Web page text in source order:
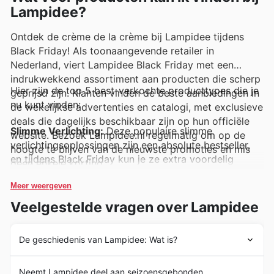
Lampidee?
Ontdek de crème de la crème bij Lampidee tijdens
Black Friday! Als toonaangevende retailer in
Nederland, viert Lampidee Black Friday met een
indrukwekkend assortiment aan producten die scherp
geprijsd zijn. Klanten vinden de beste aanbiedingen in
de wekelijkse advertenties en catalogi, met exclusieve
deals die dagelijks beschikbaar zijn op hun officiële
website. Bezoek Lampidee.nl regelmatig om op de
hoogte te blijven van de nieuwste promoties en mis
geen enkele korting.
Hier zijn de top 5 best-verkochte producttypes die je
nu kunt vinden:
Slimme Verlichting:Deze populaire slimme
verlichtingsoplossingen zijn een absolute bestseller,
en tijdens Black Friday kun je ze extra voordelig
veelzijdigheid in de Lampidee deals en maak je huis
nog comfortabeler. Ze zijn prominent aanwezig in de
Lampidee weekly ads.
Design Tafellampen:Klanten grijpen massaal naar
onze design tafellampen, die nu met aantrekkelijke
kortingen verkrijgbaar zijn. Deze lampen bieden niet
Meer weergeven
Veelgestelde vragen over Lampidee
De geschiedenis van Lampidee: Wat is?
Neemt Lampidee deel aan seizoensgebonden